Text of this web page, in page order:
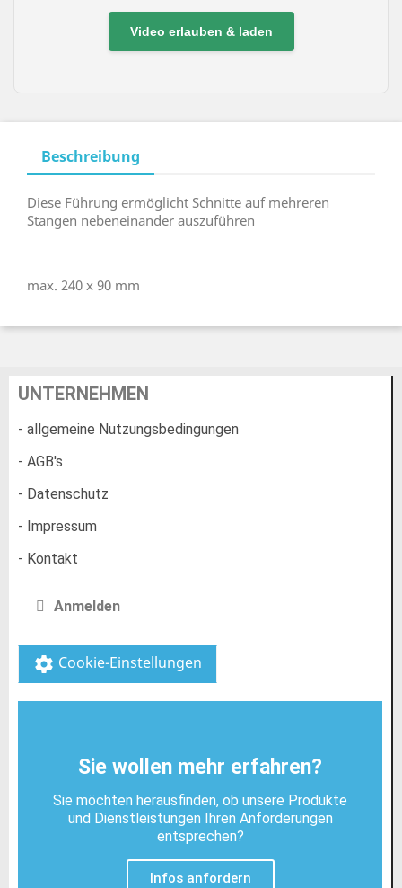
Video erlauben & laden
Beschreibung
Diese Führung ermöglicht Schnitte auf mehreren
Stangen nebeneinander auszuführen
max. 240 x 90 mm
UNTERNEHMEN
- allgemeine Nutzungsbedingungen
- AGB's
- Datenschutz
- Impressum
- Kontakt
Anmelden
settings Cookie-Einstellungen
Sie wollen mehr erfahren?
Sie möchten herausfinden, ob unsere Produkte
und Dienstleistungen Ihren Anforderungen
entsprechen?
Infos anfordern